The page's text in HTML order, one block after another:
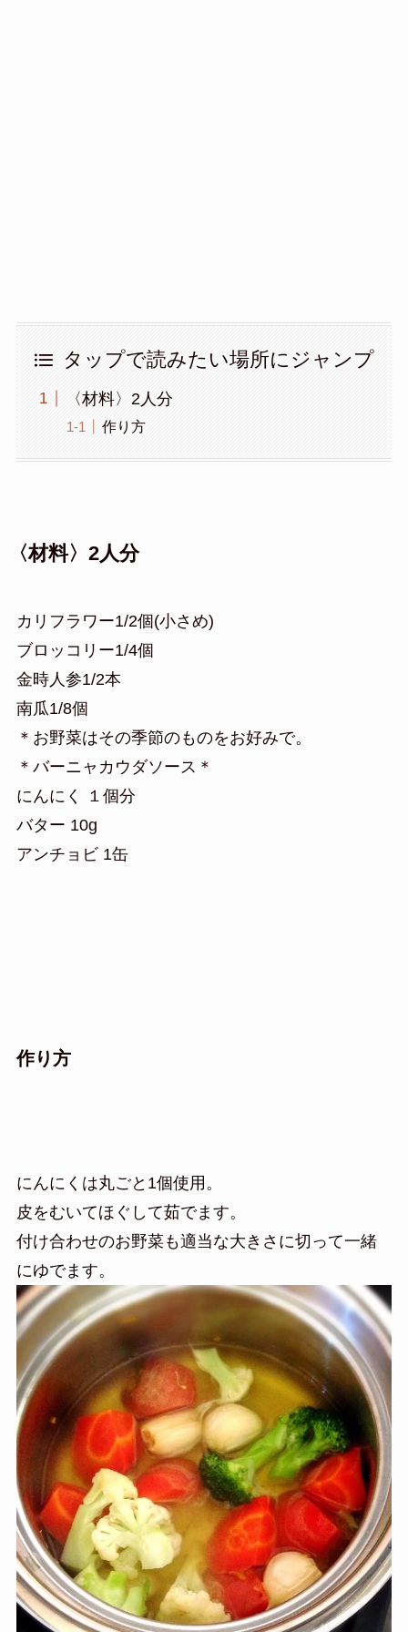
タップで読みたい場所にジャンプ
〈材料〉2人分
作り方
〈材料〉2人分
カリフラワー1/2個(小さめ)
ブロッコリー1/4個
金時人参1/2本
南瓜1/8個
＊お野菜はその季節のものをお好みで。
＊バーニャカウダソース＊
にんにく １個分
バター 10g
アンチョビ 1缶
作り方
にんにくは丸ごと1個使用。
皮をむいてほぐして茹でます。
付け合わせのお野菜も適当な大きさに切って一緒
にゆでます。